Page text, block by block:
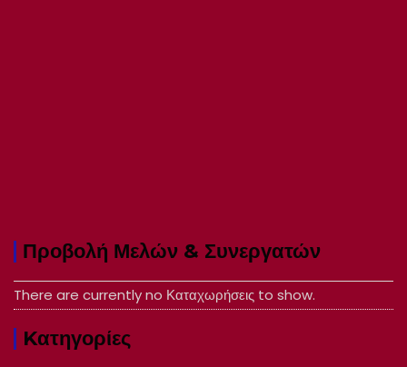
Προβολή Μελών & Συνεργατών
There are currently no Καταχωρήσεις to show.
Kατηγορίες